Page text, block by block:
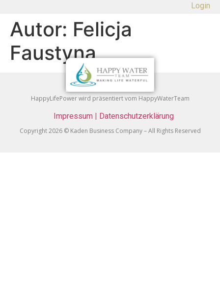
Login
Autor: Felicja
Faustyna
HappyLifePower wird präsentiert vom HappyWaterTeam
Impressum | Datenschutzerklärung
Copyright 2026 © Kaden Business Company – All Rights Reserved